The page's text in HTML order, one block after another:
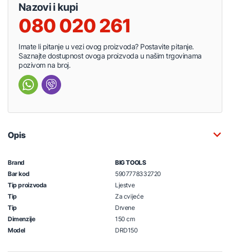
Nazovi i kupi
080 020 261
Imate li pitanje u vezi ovog proizvoda? Postavite pitanje.
Saznajte dostupnost ovoga proizvoda u našim trgovinama
pozivom na broj.
Opis
Brand
BIG TOOLS
Bar kod
5907778332720
Tip proizvoda
Ljestve
Tip
Za cvijeće
Tip
Drvene
Dimenzije
150 cm
Model
DRD150